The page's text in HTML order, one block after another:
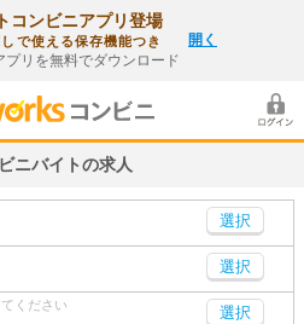
コンビニアプリ登場
で使える保存機能つき
プリを無料でダウンロード
開く
ニバイトの求人
選択
ください 選択